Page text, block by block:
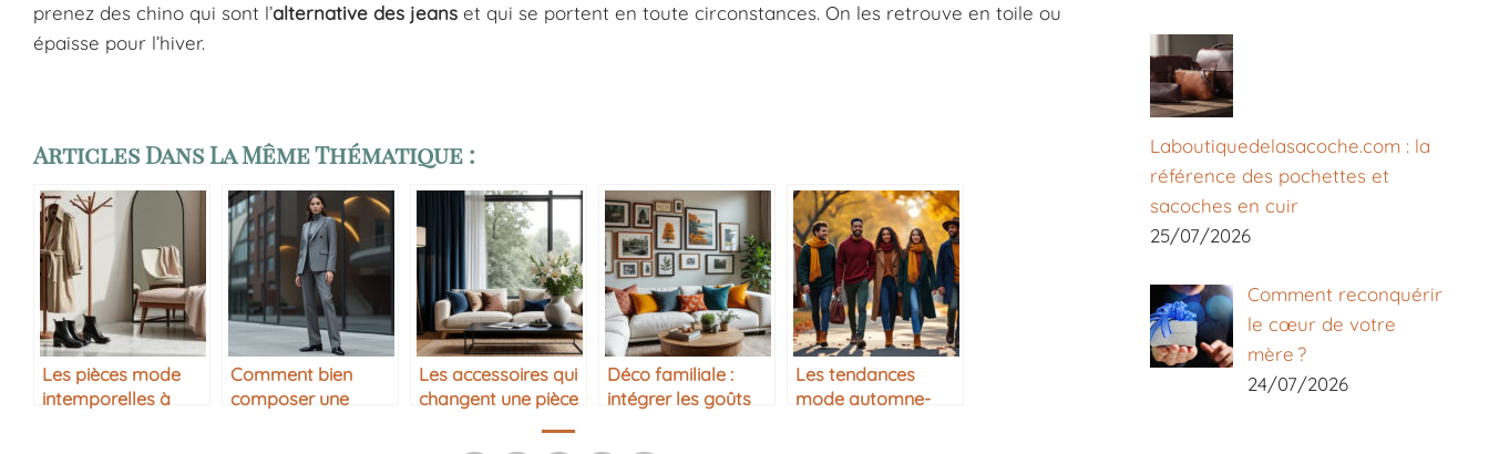
prenez des chino qui sont l’alternative des jeans et qui se portent en toute circonstances. On les retrouve en toile ou
épaisse pour l’hiver.
Articles Dans La Même Thématique :
Les pièces mode
intemporelles à
Comment bien
composer une
Les accessoires qui
changent une pièce
Déco familiale :
intégrer les goûts
Les tendances
mode automne-
Laboutiquedelasacoche.com : la
référence des pochettes et
sacoches en cuir
25/07/2026
Comment reconquérir
le cœur de votre
mère ?
24/07/2026